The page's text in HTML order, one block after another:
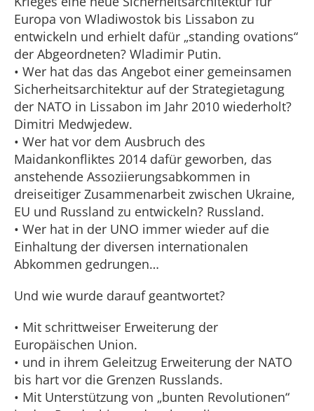
Europa von Wladiwostok bis Lissabon zu
entwickeln und erhielt dafür „standing ovations“
der Abgeordneten? Wladimir Putin.
• Wer hat das das Angebot einer gemeinsamen
Sicherheitsarchitektur auf der Strategietagung
der NATO in Lissabon im Jahr 2010 wiederholt?
Dimitri Medwjedew.
• Wer hat vor dem Ausbruch des
Maidankonfliktes 2014 dafür geworben, das
anstehende Assoziierungsabkommen in
dreiseitiger Zusammenarbeit zwischen Ukraine,
EU und Russland zu entwickeln? Russland.
• Wer hat in der UNO immer wieder auf die
Einhaltung der diversen internationalen
Abkommen gedrungen…
Und wie wurde darauf geantwortet?
• Mit schrittweiser Erweiterung der
Europäischen Union.
• und in ihrem Geleitzug Erweiterung der NATO
bis hart vor die Grenzen Russlands.
• Mit Unterstützung von „bunten Revolutionen“